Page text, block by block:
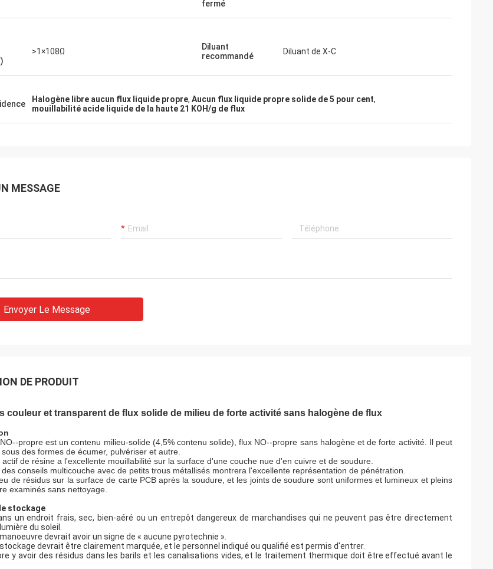
fermé
>1×108Ω
Diluant
recommandé
Diluant de X-C
Halogène libre aucun flux liquide propre, Aucun flux liquide propre solide de 5 pour cent,
mouillabilité acide liquide de la haute 21 KOH/g de flux
MESSAGE
Envoyer Le Message
DE PRODUIT
couleur et transparent de flux solide de milieu de forte activité sans halogène de flux
propre est un contenu milieu-solide (4,5% contenu solide), flux NO--propre sans halogène et de forte activité. Il peut
des formes de écumer, pulvériser et autre.
de résine a l'excellente mouillabilité sur la surface d'une couche nue d'en cuivre et de soudure.
conseils multicouche avec de petits trous métallisés montrera l'excellente représentation de pénétration.
de résidus sur la surface de carte PCB après la soudure, et les joints de soudure sont uniformes et lumineux et pleins
examinés sans nettoyage.
stockage
un endroit frais, sec, bien-aéré ou un entrepôt dangereux de marchandises qui ne peuvent pas être directement
du soleil.
devrait avoir un signe de « aucune pyrotechnie ».
devrait être clairement marquée, et le personnel indiqué ou qualifié est permis d'entrer.
y avoir des résidus dans les barils et les canalisations vides, et le traitement thermique doit être effectué avant le